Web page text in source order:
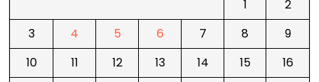
1
2
3
4 5 6 7 8
9
10
11 12 13 14 15
16